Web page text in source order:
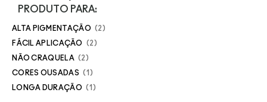
PRODUTO PARA:
ALTA PIGMENTAÇÃO 2
FÁCIL APLICAÇÃO 2
NÃO CRAQUELA 2
CORES OUSADAS 1
LONGA DURAÇÃO 1